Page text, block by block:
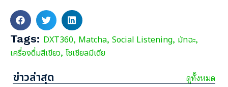
Tags: DXT360, Matcha, Social Listening, มัทฉะ,
เครื่องดื่มสีเขียว, โซเชียลมีเดีย
ข่าวล่าสุด ดูทั้งหมด